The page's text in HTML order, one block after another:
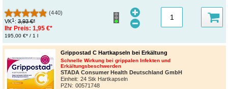
(440)
VK1: 3,93 €*
Ihr Preis: 1,95 €*
195,00 €* / 1 l
Grippostad C Hartkapseln bei Erkältung
Schnelle Wirkung bei grippalen Infekten und
Erkältungsbeschwerden
STADA Consumer Health Deutschland GmbH
Einheit: 24 Stk Hartkapseln
PZN: 00571748